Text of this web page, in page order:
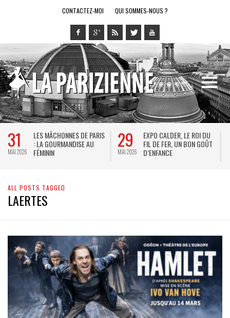
CONTACTEZ-MOI QUI SOMMES-NOUS ?
31
MAI 2026
LES MÂCHONNES DE PARIS
: LA GOURMANDISE AU
FÉMININ
29
MAI 2026
EXPO CALDER, LE ROI DU
FIL DE FER, UN BON GOÛT
D’ENFANCE
ALL POSTS TAGGED
LAERTES